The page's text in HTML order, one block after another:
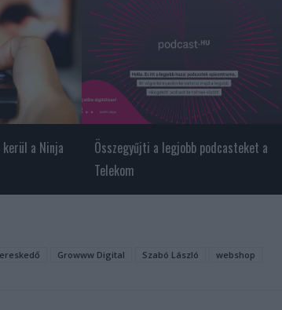
a Ninja
Összegyűjti a legjobb podcasteket a
Telekom
Growww Digital Szabó László webshop